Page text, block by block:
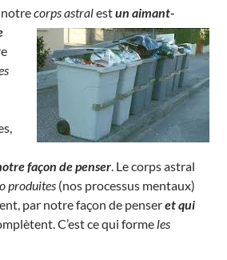
corps astralestun aimant-
façon de penser. Le corps astral
produites (nos processus mentaux)
par notre façon de penseret qui
C’est ce qui forme les